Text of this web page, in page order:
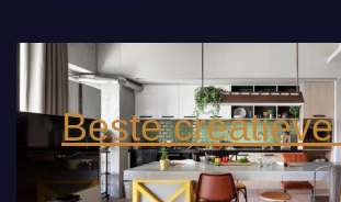
Beste